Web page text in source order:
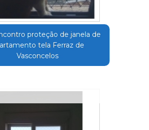
proteção de janela de
tela Ferraz de
Vasconcelos